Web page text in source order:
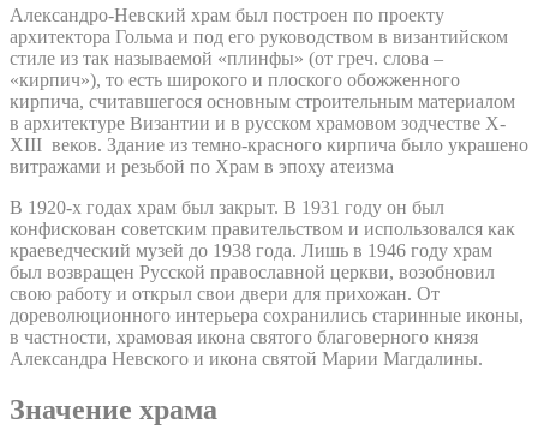
Александро-Невский храм был построен по проекту
архитектора Гольма и под его руководством в византийском
стиле из так называемой «плинфы» (от греч. слова –
«кирпич»), то есть широкого и плоского обожженного
кирпича, считавшегося основным строительным материалом
в архитектуре Византии и в русском храмовом зодчестве X-
XIII веков. Здание из темно-красного кирпича было украшено
витражами и резьбой по Храм в эпоху атеизма
В 1920-х годах храм был закрыт. В 1931 году он был
конфискован советским правительством и использовался как
краеведческий музей до 1938 года. Лишь в 1946 году храм
был возвращен Русской православной церкви, возобновил
свою работу и открыл свои двери для прихожан. От
дореволюционного интерьера сохранились старинные иконы,
в частности, храмовая икона святого благоверного князя
Александра Невского и икона святой Марии Магдалины.
Значение храма